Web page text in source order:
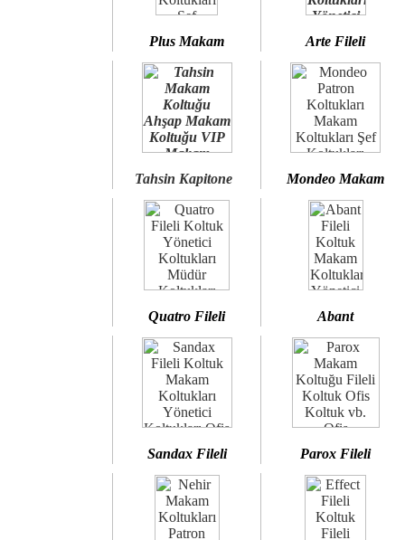
Plus Makam Arte Fileli
Tahsin Kapitone Mondeo Makam
Quatro Fileli Abant
Sandax Fileli Parox Fileli